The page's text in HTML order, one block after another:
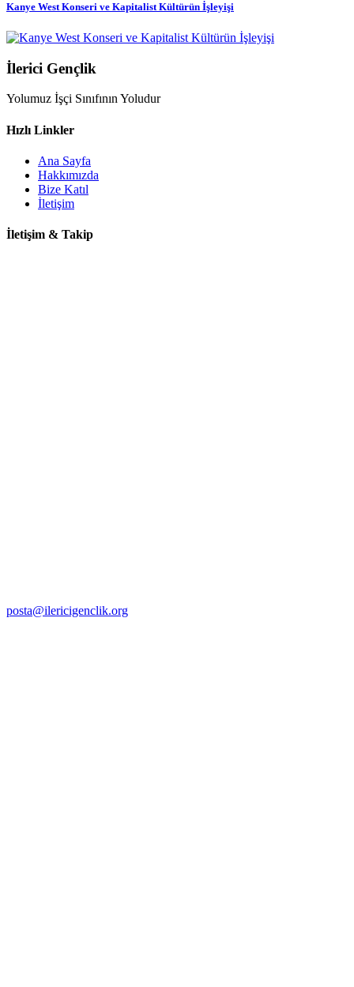
Kanye West Konseri ve Kapitalist Kültürün İşleyişi
İlerici Gençlik
Yolumuz İşçi Sınıfının Yoludur
Hızlı Linkler
Ana Sayfa
Hakkımızda
Bize Katıl
İletişim
İletişim & Takip
posta@ilericigenclik.org